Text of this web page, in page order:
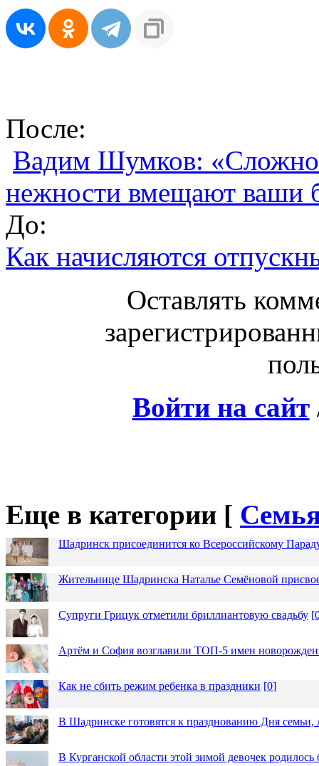
После:
Вадим Шумков: «Сложно
нежности вмещают ваши
До:
Как начисляются
Оставлять
Войти на сайт
Еще в категории [
Шадринск присоединится ко Всероссийскому
Жительнице Шадринска Наталье Семёновой
Супруги Грицук отметили бриллиантовую свадьбу [
Артём и София возглавили ТОП-5 имен
Как не сбить режим ребенка в праздники [0]
В Шадринске готовятся к празднованию Дня семьи,
В Курганской области этой зимой девочек